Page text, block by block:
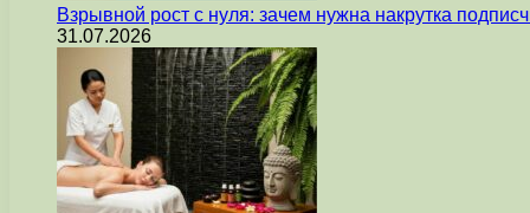
Взрывной рост с нуля: зачем нужна накрутка
31.07.2026